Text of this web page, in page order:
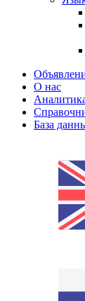
О нас
База